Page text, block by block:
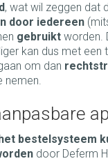
, wat wil zeggen dat
door iedereen
gebruikt worden.
kan dus met een
om dan
nemen.
bestelsysteem
door Deferm